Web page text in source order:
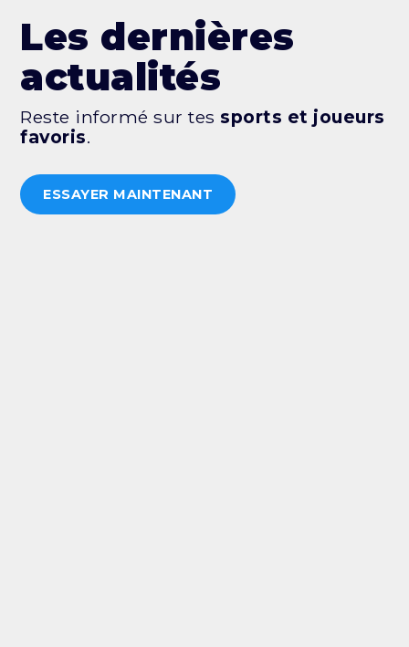
Les dernières
actualités
Reste informé sur tes sports et joueurs
favoris.
ESSAYER MAINTENANT